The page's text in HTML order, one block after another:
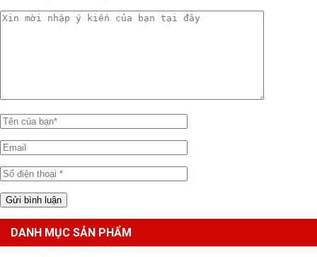
DANH MỤC SẢN PHẨM